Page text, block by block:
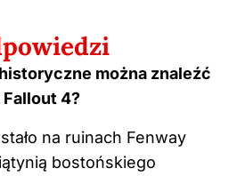
można znaleźć
4?
na ruinach Fenway
bostońskiego